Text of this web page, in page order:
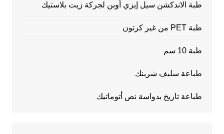
طبة الاندكشن سيل إيزي أوبن لجركة زيت بلاستيك
طبة PET من غير كرتون
طبة 10 سم
طباعة سليف شرينك
طباعة تاريخ بدواسة نص أتوماتيك